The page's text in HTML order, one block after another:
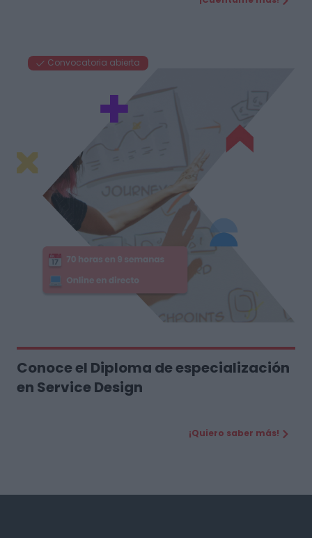
Convocatoria abierta
Conoce el Diploma de especialización
en Service Design
¡Quiero saber más!